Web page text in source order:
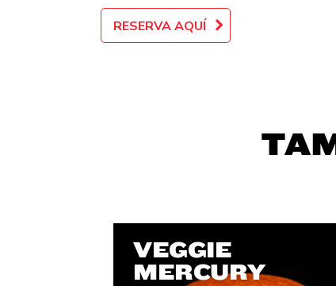
RESERVA AQUÍ
VEGGIE
MERCURY